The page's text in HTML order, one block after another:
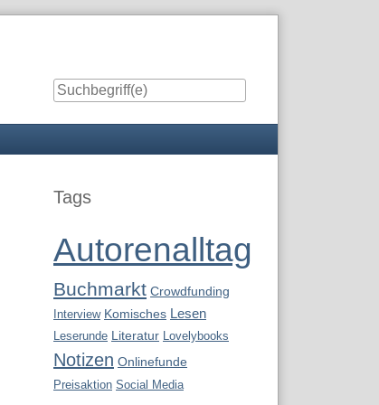
Seitenleiste
Tags
Autorenalltag
Buchmarkt Crowdfunding
Interview Komisches Lesen
Leserunde Literatur Lovelybooks
Notizen Onlinefunde
Preisaktion Social Media